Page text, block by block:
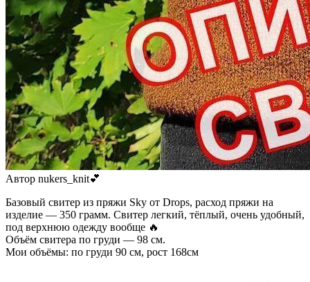
Автор nukers_knit💕
Базовый свитер из пряжи Sky от Drops, расход пряжи на
изделие — 350 грамм. Свитер легкий, тёплый, очень удобный,
под верхнюю одежду вообще 🔥
Объём свитера по груди — 98 см.
Мои объёмы: по груди 90 см, рост 168см